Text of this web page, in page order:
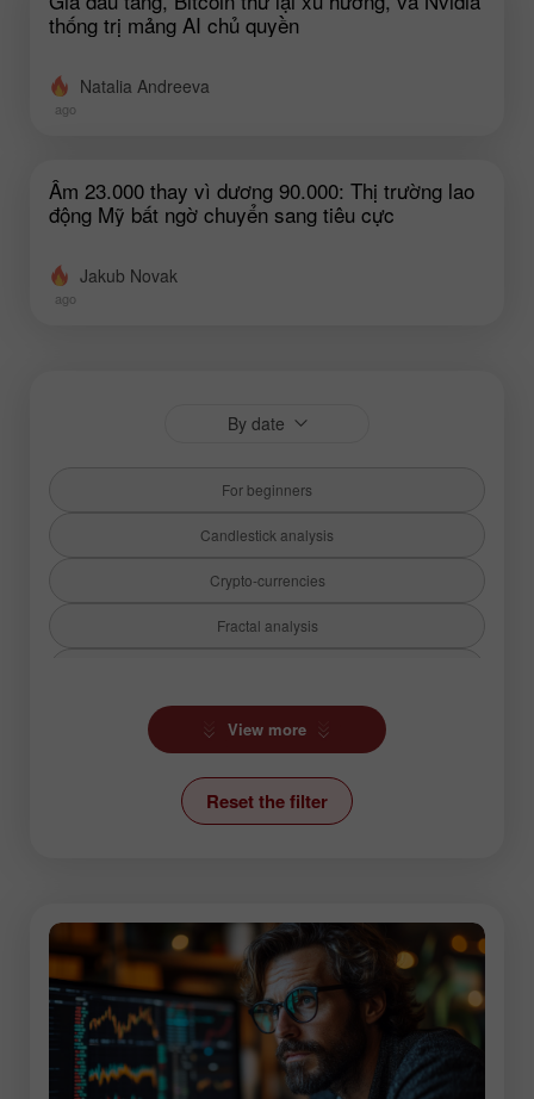
thống trị mảng AI chủ quyền
Natalia Andreeva
ago
Âm 23.000 thay vì dương 90.000: Thị trường lao
động Mỹ bất ngờ chuyển sang tiêu cực
Jakub Novak
ago
By date
For beginners
Candlestick analysis
Crypto-currencies
Fractal analysis
News
Trading plan
Trend line
Wave analysis
View more
Reset the filter